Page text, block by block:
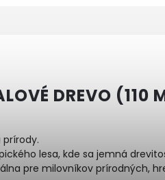
DREVO (110
lesa, kde sa jemná
pre milovníkov prírodných,